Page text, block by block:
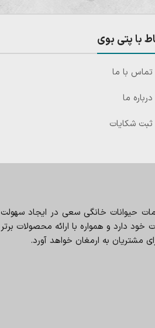
با پتی بوی
تماس با ما
درباره ما
ثبت شکایات
حیوانات خانگی سعی در ایجاد سهولت
دارد و همواره با ارائه محصولات برتر
مشتریان به ارمغان خواهد آورد.